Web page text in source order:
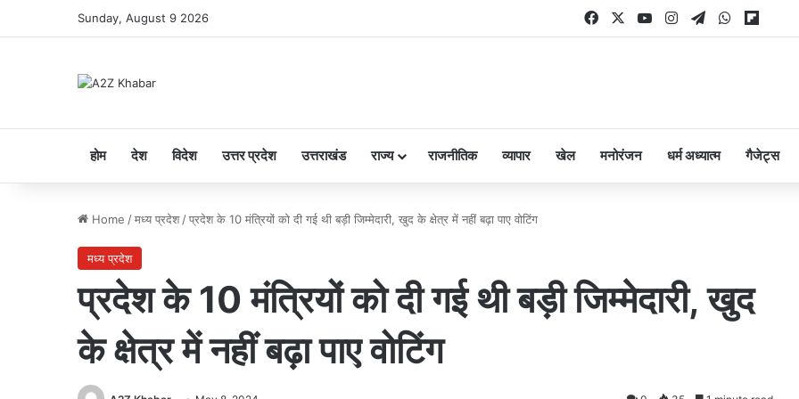
Sunday, August 9 2026 FacebookYouTubeInstagram
TelegramWhatsApp
होम देश विदेश उत्तर प्रदेश उत्तराखंड राज्य राजनीतिक व्यापार खेल मनोरंजन धर्म अध्यात्म गैजेट्स
Home /मध्य प्रदेश /प्रदेश के 10 मंत्रियों को दी गई थी बड़ी जिम्मेदारी, खुद के क्षेत्र में नहीं बढ़ा पाए वोटिंग
मध्य प्रदेश
प्रदेश के 10 मंत्रियों को दी गई थी बड़ी जिम्मेदारी, खुद
के क्षेत्र में नहीं बढ़ा पाए वोटिंग